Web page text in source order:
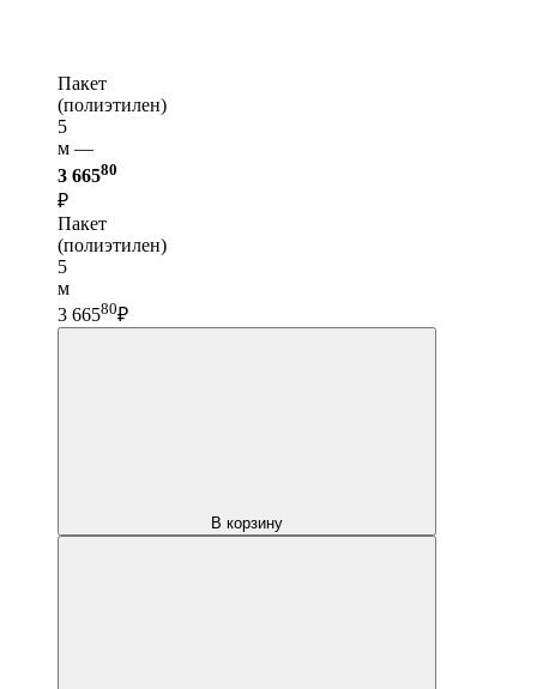
Пакет
(полиэтилен)
5
м —
3 66580
₽
Пакет
(полиэтилен)
5
м
3 66580₽
В корзину